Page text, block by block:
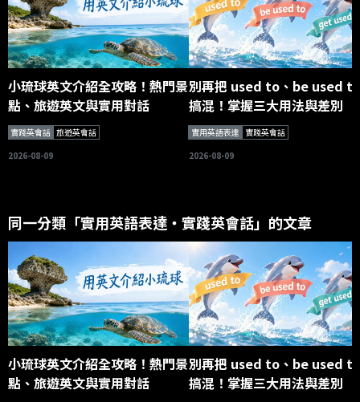
小琉球英文介紹全攻略！熱門景
點、旅遊英文與實用對話
實踐英會話 旅遊英會話
2026-08-09
別再把 used to、be used to
搞混！掌握三大用法與差別
實用英語表達 實踐英會話
2026-08-09
同一分類「實用英語表達・實踐英會話」的文章
小琉球英文介紹全攻略！熱門景
點、旅遊英文與實用對話
別再把 used to、be used to
搞混！掌握三大用法與差別